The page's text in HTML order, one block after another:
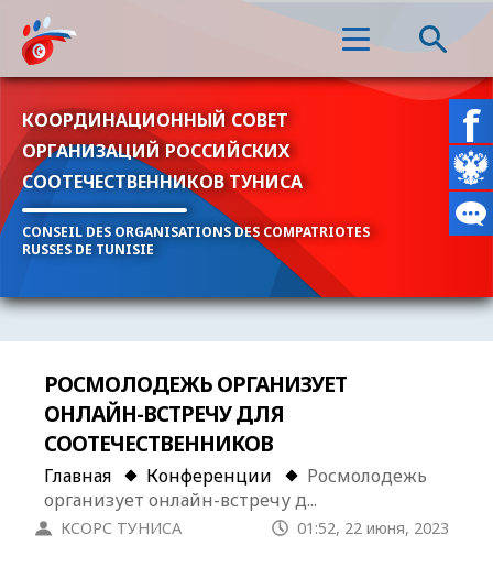
КООРДИНАЦИОННЫЙ СОВЕТ
ОРГАНИЗАЦИЙ РОССИЙСКИХ
СООТЕЧЕСТВЕННИКОВ ТУНИСА
CONSEIL DES ORGANISATIONS DES COMPATRIOTES
RUSSES DE TUNISIE
РОСМОЛОДЕЖЬ ОРГАНИЗУЕТ
ОНЛАЙН-ВСТРЕЧУ ДЛЯ
СООТЕЧЕСТВЕННИКОВ
Главная Конференции
Росмолодежь
организует онлайн-встречу д...
КСОРС ТУНИСА 01:52, 22 июня, 2023